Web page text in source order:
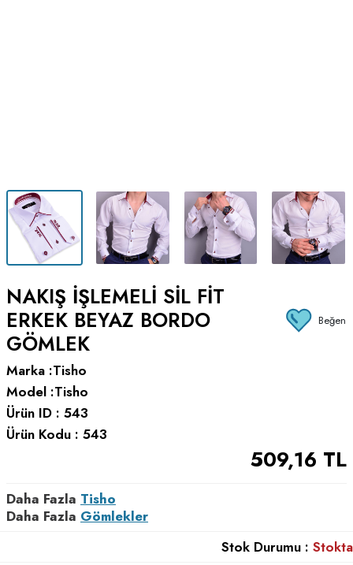
NAKIŞ İŞLEMELI SIL FIT
ERKEK BEYAZ BORDO
GÖMLEK
Beğen
Marka :Tisho
Model :Tisho
Ürün ID : 543
Ürün Kodu : 543
509,16 TL
Daha Fazla Tisho
Daha Fazla Gömlekler
Stok Durumu : Stokta